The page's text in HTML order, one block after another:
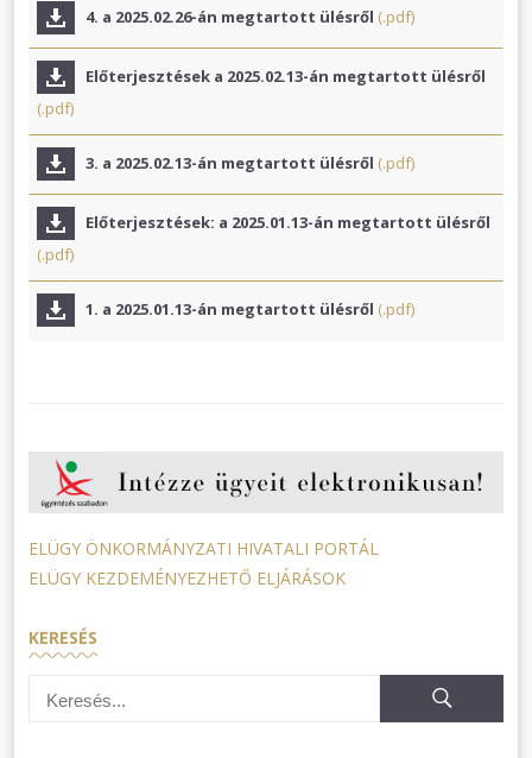
4. a 2025.02.26-án megtartott ülésről (.pdf)
Előterjesztések a 2025.02.13-án megtartott ülésről
(.pdf)
3. a 2025.02.13-án megtartott ülésről (.pdf)
Előterjesztések: a 2025.01.13-án megtartott ülésről
(.pdf)
1. a 2025.01.13-án megtartott ülésről (.pdf)
ELÜGY ÖNKORMÁNYZATI HIVATALI PORTÁL
ELÜGY KEZDEMÉNYEZHETŐ ELJÁRÁSOK
KERESÉS